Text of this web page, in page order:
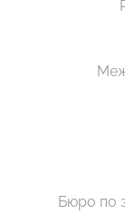
Бюро по